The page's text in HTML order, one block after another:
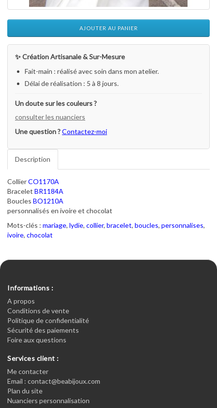
AJOUTER AU PANIER
✨ Création Artisanale & Sur-Mesure
Fait-main : réalisé avec soin dans mon atelier.
Délai de réalisation : 5 à 8 jours.
Un doute sur les couleurs ?
consulter les nuanciers
Une question ?Contactez-moi
Description
CollierCO1170A
Bracelet BR1184A
Boucles BO1210A
personnalisés en ivoire et chocolat
Mots-clés : mariage, lydie, collier, bracelet, boucles, personnalises,
ivoire, chocolat
Informations :
A propos
Conditions de vente
Politique de confidentialité
Sécurité des paiements
Foire aux questions
Services client :
Me contacter
Email : contact@beabijoux.com
Plan du site
Nuanciers personnalisation